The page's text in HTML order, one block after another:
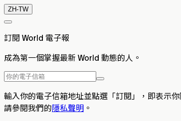
ZH-TW
訂閱 World 電子報
成為第一個掌握最新 World 動態的人。
輸入你的電子信箱地址並點選「訂閱」，即表示
請參閱我們的隱私聲明 。